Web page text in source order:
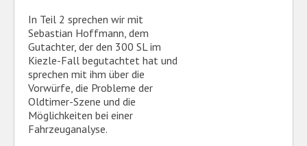
In Teil 2 sprechen wir mit
Sebastian Hoffmann, dem
Gutachter, der den 300 SL im
Kiezle-Fall begutachtet hat und
sprechen mit ihm über die
Vorwürfe, die Probleme der
Oldtimer-Szene und die
Möglichkeiten bei einer
Fahrzeuganalyse.